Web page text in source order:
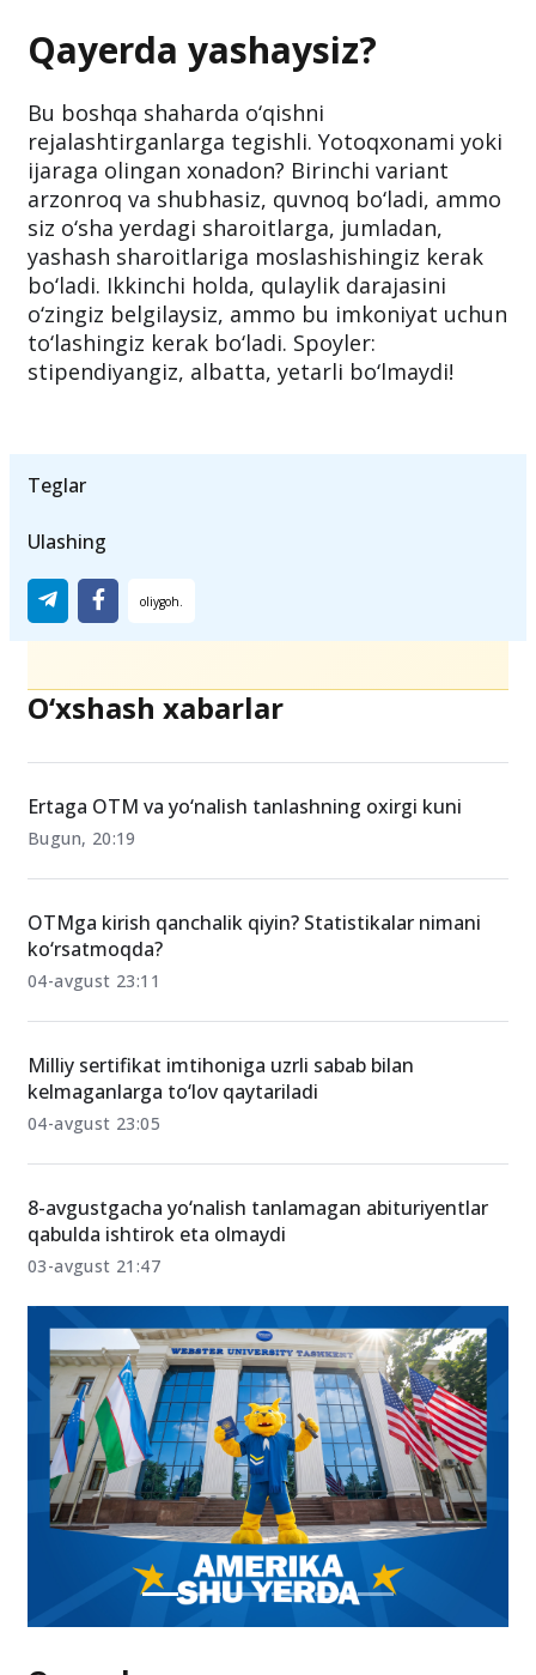
muassasasi davlat akkreditatsiyasiga ega
bo‘lsin.
Qayerda yashaysiz?
Bu boshqa shaharda o‘qishni
rejalashtirganlarga tegishli. Yotoqxonami yoki
ijaraga olingan xonadon? Birinchi variant
arzonroq va shubhasiz, quvnoq bo‘ladi, ammo
siz o‘sha yerdagi sharoitlarga, jumladan,
yashash sharoitlariga moslashishingiz kerak
bo‘ladi. Ikkinchi holda, qulaylik darajasini
Ulashing
O‘xshash xabarlar
Ertaga OTM va yo‘nalish tanlashning oxirgi kuni
Bugun, 20:19
ko‘rsatmoqda?
04-avgust 23:11
kelmaganlarga to‘lov qaytariladi
04-avgust 23:05
03-avgust 21:47